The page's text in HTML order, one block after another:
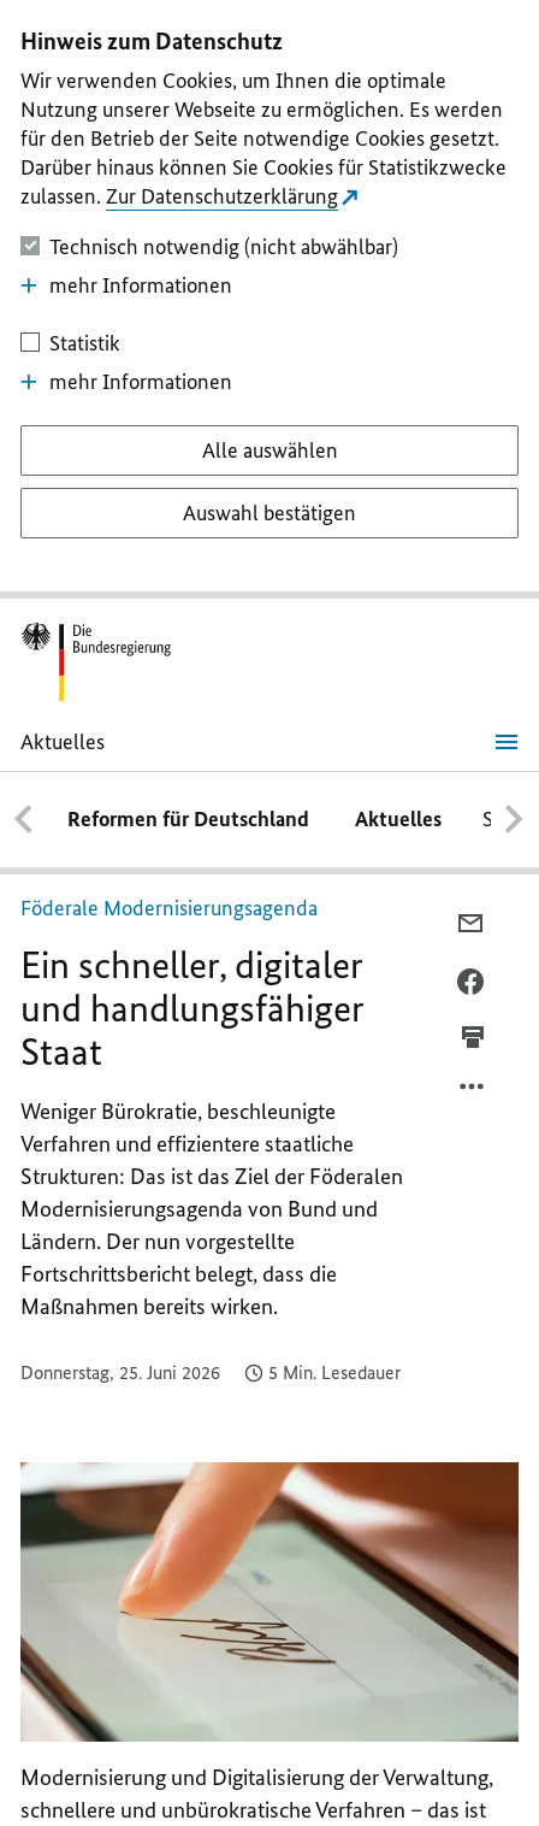
II
III
IV
V
Hinweis zum Datenschutz
Wir verwenden Cookies, um Ihnen die optimale
Nutzung unserer Webseite zu ermöglichen. Es werden
für den Betrieb der Seite notwendige Cookies gesetzt.
Darüber hinaus können Sie Cookies für Statistikzwecke
zulassen. Zur Datenschutzerklärung
Technisch notwendig (nicht abwählbar)
mehr Informationen
Statistik
mehr Informationen
Alle auswählen
Auswahl bestätigen
Aktuelles
Ein
schneller,
digitaler
und
handlungsfähiger
Staat
Reformen für Deutschland Aktuelles
Föderale Modernisierungsagenda
Ein schneller, digitaler
und handlungsfähiger
Staat
Weniger Bürokratie, beschleunigte
Verfahren und effizientere staatliche
Strukturen: Das ist das Ziel der Föderalen
Modernisierungsagenda von Bund und
Ländern. Der nun vorgestellte
Fortschrittsbericht belegt, dass die
Maßnahmen bereits wirken.
Donnerstag, 25. Juni 2026 5 Min. Lesedauer
Modernisierung und Digitalisierung der Verwaltung,
schnellere und unbürokratische Verfahren – das ist